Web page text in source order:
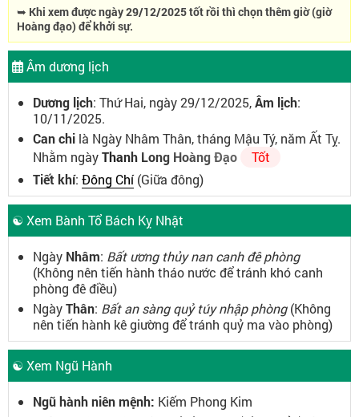
➥ Khi xem được ngày 29/12/2025 tốt rồi thì chọn thêm giờ (giờ
Hoàng đạo) để khởi sự.
Âm dương lịch
Dương lịch: Thứ Hai, ngày 29/12/2025,Âm lịch:
10/11/2025.
Can chi là Ngày Nhâm Thân, tháng Mậu Tý, năm Ất Tỵ.
Nhằm ngàyThanh Long Hoàng Đạo
Tốt
Tiết khí: Đông Chí(Giữa đông)
☯ Xem Bành Tổ Bách Kỵ Nhật
Ngày Nhâm: Bất ương thủy nan canh đê phòng
(Không nên tiến hành tháo nước để tránh khó canh
phòng đê điều)
NgàyThân: Bất an sàng quỷ túy nhập phòng(Không
nên tiến hành kê giường để tránh quỷ ma vào phòng)
☯ Xem Ngũ Hành
Ngũ hành niên mệnh: Kiếm Phong Kim